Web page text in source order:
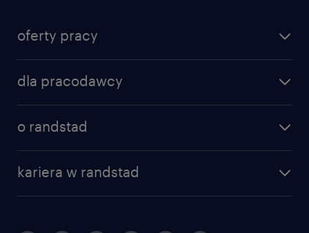
oferty pracy
dla pracodawcy
o randstad
kariera w randstad